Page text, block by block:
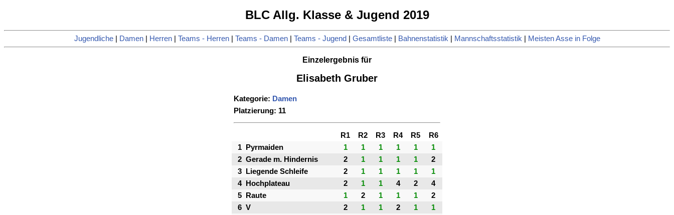
BLC Allg. Klasse & Jugend 2019
Jugendliche| Damen| Herren| Teams - Herren| Teams - Damen| Teams - Jugend Gesamtliste| Bahnenstatistik| Mannschaftsstatistik| Meisten Asse in Folge
Einzelergebnis für
Elisabeth Gruber
Kategorie: Damen
Platzierung: 11
R1 R2 R3 R4 R5
R6
1
Pyrmaiden 1 1 1 1 1
1
2 Gerade m. Hindernis 2 1 1 1 1
2
3
Liegende Schleife 2 1 1 1 1
1
4
Hochplateau 2 1 1 4 2
4
5
Raute 1 2 1 1 1
2
6 V 2 1 1 2 1
1